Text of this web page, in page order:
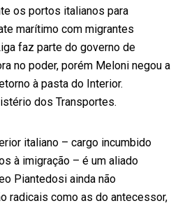
os portos italianos para
marítimo com migrantes
faz parte do governo de
no poder, porém Meloni negou a
à pasta do Interior.
dos Transportes.
italiano – cargo incumbido
à imigração – é um aliado
Piantedosi ainda não
radicais como as do antecessor,